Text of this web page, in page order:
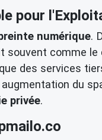
pour
numérique.
souvent comme
des services
du
privée.